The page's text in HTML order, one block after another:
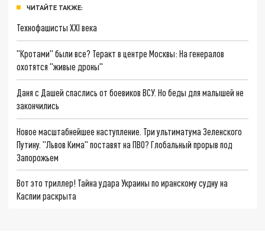
ЧИТАЙТЕ ТАКЖЕ:
Технофашисты XXI века
"Кротами" были все? Теракт в центре Москвы: На генералов
охотятся "живые дроны"
Даня с Дашей спаслись от боевиков ВСУ. Но беды для малышей не
закончились
Новое масштабнейшее наступление. Три ультиматума Зеленского
Путину. "Львов Кима" поставят на ПВО? Глобальный прорыв под
Запорожьем
Вот это триллер! Тайна удара Украины по иранскому судну на
Каспии раскрыта